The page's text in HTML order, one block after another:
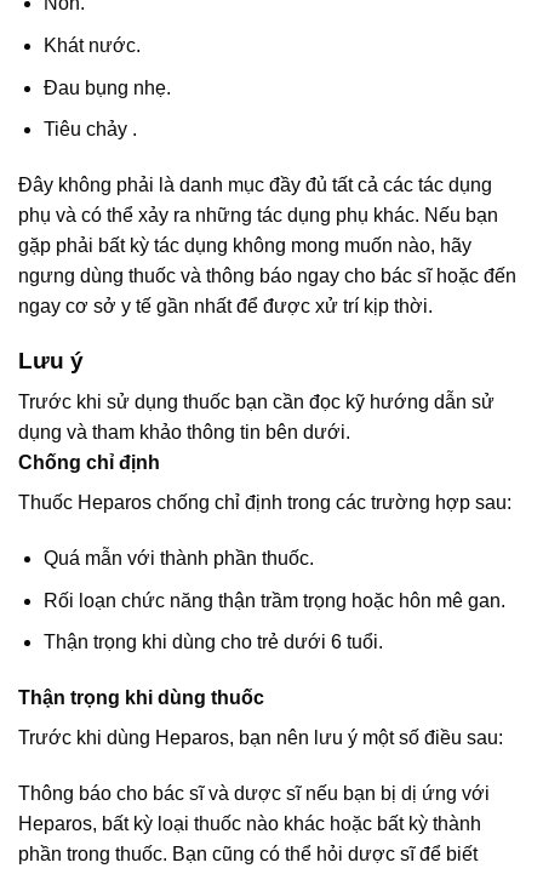
Khát nước.
Đau bụng nhẹ.
Tiêu chảy .
Đây không phải là danh mục đầy đủ tất cả các tác dụng
phụ và có thể xảy ra những tác dụng phụ khác. Nếu bạn
gặp phải bất kỳ tác dụng không mong muốn nào, hãy
ngưng dùng thuốc và thông báo ngay cho bác sĩ hoặc đến
ngay cơ sở y tế gần nhất để được xử trí kịp thời.
Lưu ý
Trước khi sử dụng thuốc bạn cần đọc kỹ hướng dẫn sử
dụng và tham khảo thông tin bên dưới.
Chống chỉ định
Thuốc Heparos chống chỉ định trong các trường hợp sau:
Quá mẫn với thành phần thuốc.
Rối loạn chức năng thận trầm trọng hoặc hôn mê gan.
Thận trọng khi dùng cho trẻ dưới 6 tuổi.
Thận trọng khi dùng thuốc
Trước khi dùng Heparos, bạn nên lưu ý một số điều sau:
Thông báo cho bác sĩ và dược sĩ nếu bạn bị dị ứng với
Heparos, bất kỳ loại thuốc nào khác hoặc bất kỳ thành
phần trong thuốc. Bạn cũng có thể hỏi dược sĩ để biết